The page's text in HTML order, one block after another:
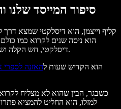
סיפור המייסד שלנו
הוא ניסה שנים לקרוא כמו
דיסלקטי, חש הקלה ושמח כי הבין שאינו "שבור" או עצלן.
הוא הקדיש שעות להאזנה לספרי
כשבגר, הבין שהוא לא מצליח לקרוא
. למזלו, הוא החליט להמציא